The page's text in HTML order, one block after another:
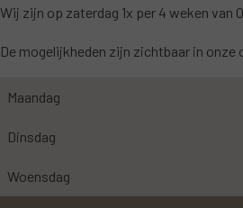
Wij zijn op zaterdag 1x per 4 weken van
De mogelijkheden zijn zichtbaar in onze
Maandag
Dinsdag
Woensdag